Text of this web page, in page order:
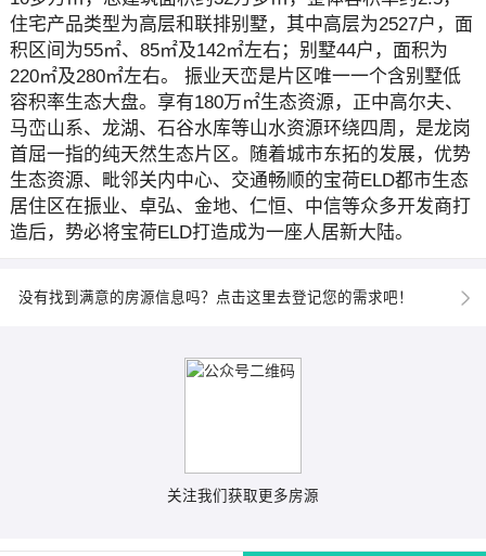
住宅产品类型为高层和联排别墅，其中高层为2527户，面
积区间为55㎡、85㎡及142㎡左右；别墅44户，面积为
220㎡及280㎡左右。 振业天峦是片区唯一一个含别墅低
容积率生态大盘。享有180万㎡生态资源，正中高尔夫、
马峦山系、龙湖、石谷水库等山水资源环绕四周，是龙岗
首屈一指的纯天然生态片区。随着城市东拓的发展，优势
生态资源、毗邻关内中心、交通畅顺的宝荷ELD都市生态
居住区在振业、卓弘、金地、仁恒、中信等众多开发商打
造后，势必将宝荷ELD打造成为一座人居新大陆。
没有找到满意的房源信息吗？点击这里去登记您的需求吧！
关注我们获取更多房源